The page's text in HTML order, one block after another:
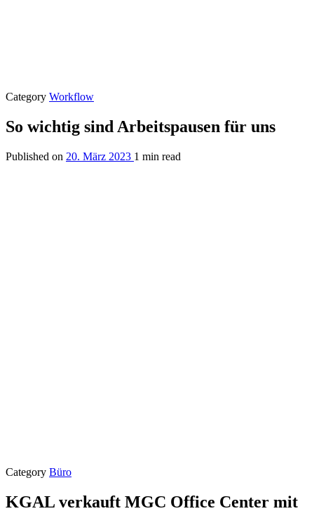
Category Workflow
So wichtig sind Arbeitspausen für uns
Published on 20. März 2023 1 min read
Category Büro
KGAL verkauft MGC Office Center mit